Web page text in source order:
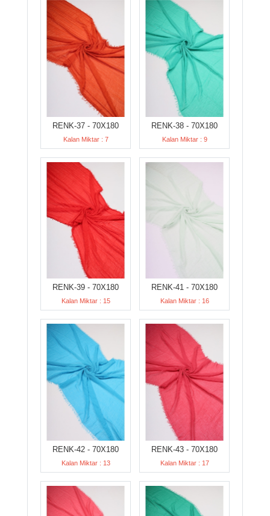
RENK-37 - 70X180
Kalan Miktar : 7
RENK-38 - 70X180
Kalan Miktar : 9
RENK-39 - 70X180
Kalan Miktar : 15
RENK-41 - 70X180
Kalan Miktar : 16
RENK-42 - 70X180
Kalan Miktar : 13
RENK-43 - 70X180
Kalan Miktar : 17